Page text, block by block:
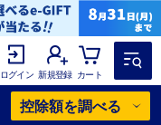
ログイン 新規登録 カート
控除額を調べる